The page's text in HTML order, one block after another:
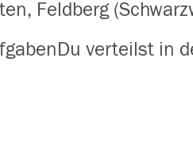
Feldberg
verteilst in